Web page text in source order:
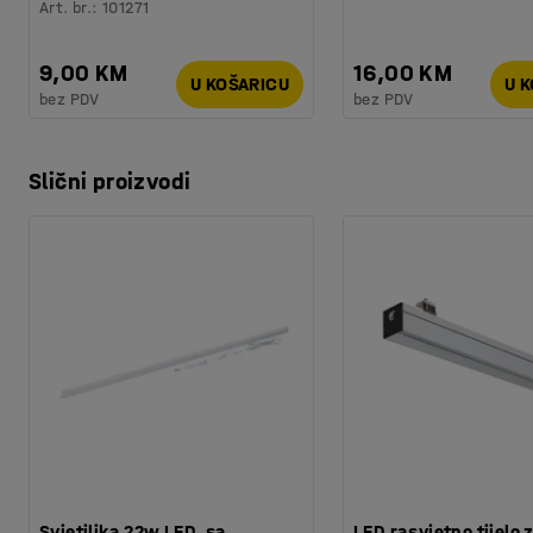
Art. br.:101271
9,00 KM
bez PDV
U KOŠARICU 16,00 KM
bez PDV
U
Slični proizvodi